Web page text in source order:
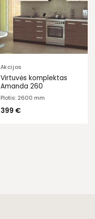
Akcijos
Virtuvės komplektas
Amanda 260
Plotis: 2600 mm
399 €